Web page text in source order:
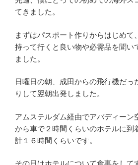
てきました。
まずはパスポート作りからはじめて
持って行くと良い物や必需品を聞い
ました。
日曜日の朝、成田からの飛行機だっ
りして翌朝出発しました。
アムステルダム経由でアバディーン
から車で２時間くらいのホテルに到
計１６時間くらいです。